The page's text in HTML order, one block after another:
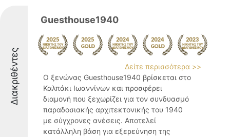
Διακριθέντες
Guesthouse1940
Δείτε περισσότερα >>
Ο ξενώνας Guesthouse1940 βρίσκεται στο
Καλπάκι Ιωαννίνων και προσφέρει
διαμονή που ξεχωρίζει για τον συνδυασμό
παραδοσιακής αρχιτεκτονικής του 1940
με σύγχρονες ανέσεις. Αποτελεί
κατάλληλη βάση για εξερεύνηση της